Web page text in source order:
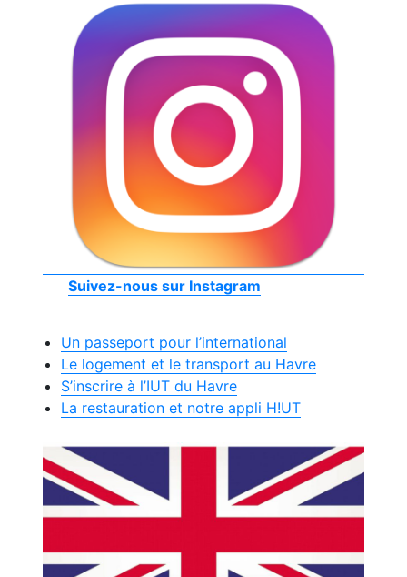
Suivez-nous sur Instagram
Un passeport pour l’international
Le logement et le transport au Havre
S’inscrire à l’IUT du Havre
La restauration et notre appli H!UT